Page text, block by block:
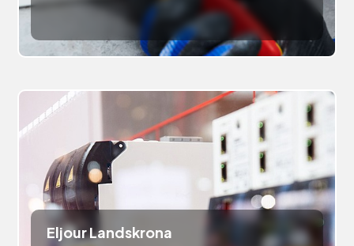
Eljour Landskrona